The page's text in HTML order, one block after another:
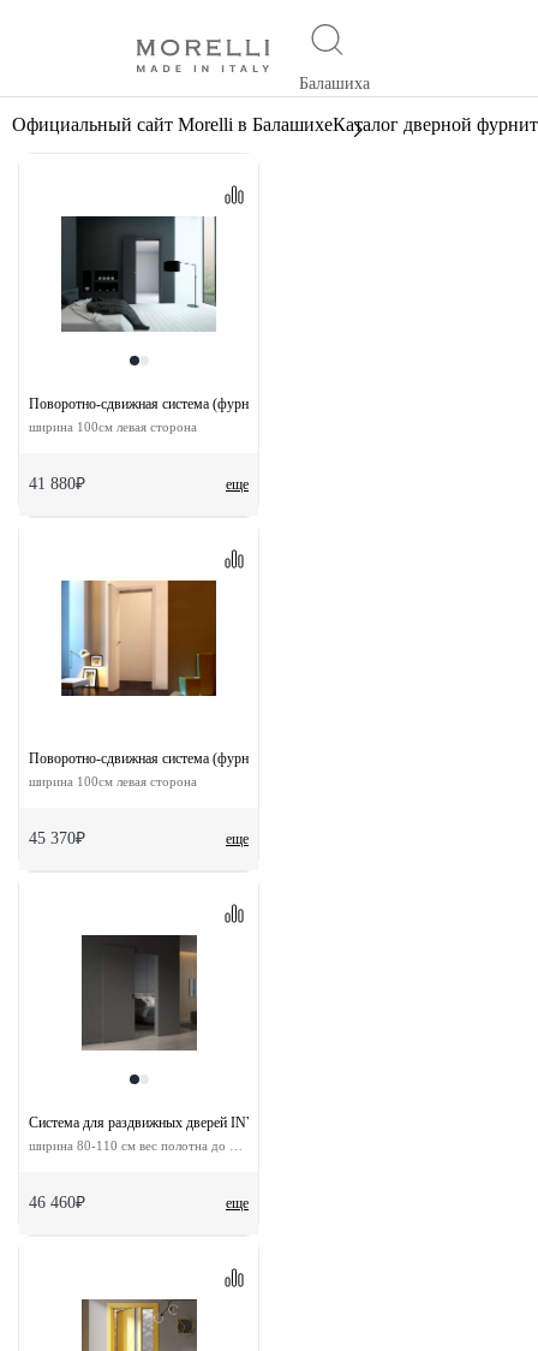
Балашиха
Официальный сайт Morelli в БалашихеКаталог дверной
еще
Поворотно-сдвижная система (фурнитура) для дверей 180-TWICE LEFT 100
ширина 100см левая сторона
41 880₽
еще
Поворотно-сдвижная система (фурнитура) для дверей 90-TWICE LEFT 100
ширина 100см левая сторона
45 370₽
еще
Система для раздвижных дверей INVISIBLE-2 1100
46 460₽